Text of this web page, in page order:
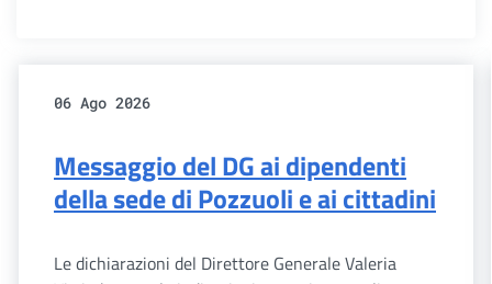
06 Ago 2026
Messaggio del DG ai dipendenti
della sede di Pozzuoli e ai cittadini
Le dichiarazioni del Direttore Generale Valeria